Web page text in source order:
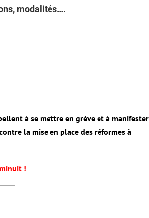
modalités….
à se mettre en grève et à manifester
la mise en place des réformes à
!